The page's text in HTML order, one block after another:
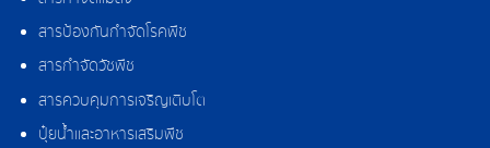
สารป้องกันกำจัดโรคพืช
สารกำจัดวัชพืช
สารควบคุมการเจริญเติบโต
ปุ๋ยน้ำและอาหารเสริมพืช